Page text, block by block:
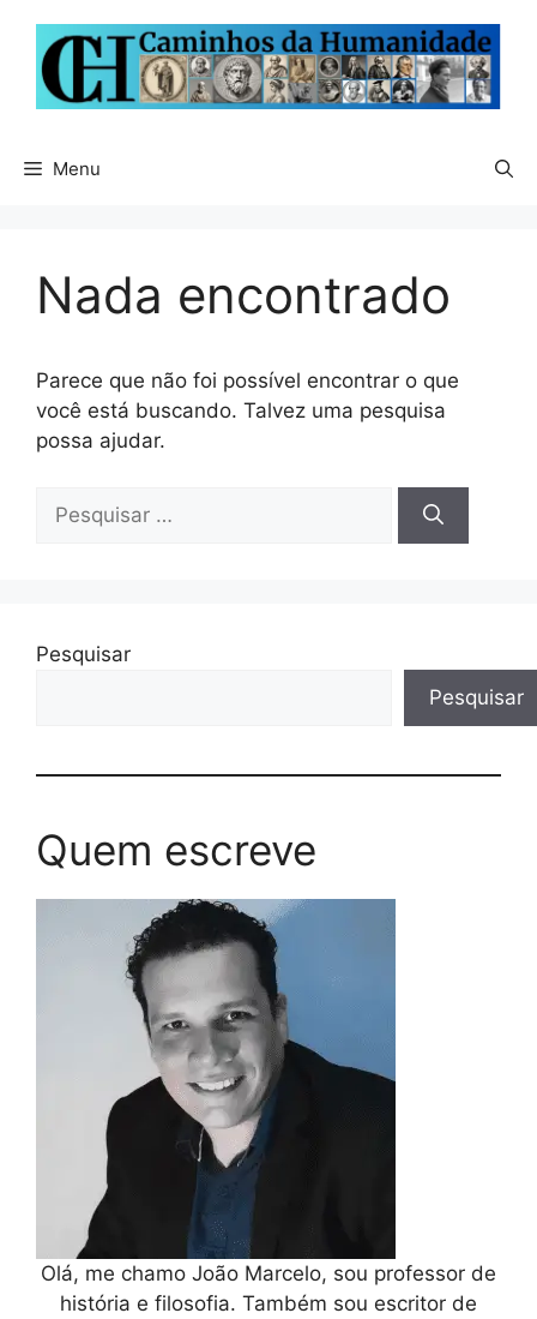
conteúdo
Menu
Nada encontrado
Parece que não foi possível encontrar o que
você está buscando. Talvez uma pesquisa
possa ajudar.
por:
Pesquisar
Pesquisar
Quem escreve
Olá, me chamo João Marcelo, sou professor de
história e filosofia. Também sou escritor de